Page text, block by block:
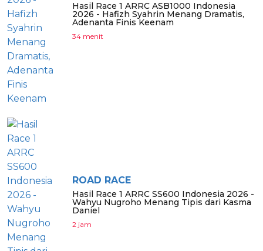
Hasil Race 1 ARRC ASB1000 Indonesia
2026 - Hafizh Syahrin Menang Dramatis,
Adenanta Finis Keenam
34 menit
ROAD RACE
Hasil Race 1 ARRC SS600 Indonesia 2026 -
Wahyu Nugroho Menang Tipis dari Kasma
Daniel
2 jam